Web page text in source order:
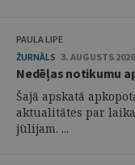
PAULA LIPE
ŽURNĀLS 3. AUGUSTS
Nedēļas notikumu
Šajā apskatā
aktualitātes par laika
jūlijam. ...